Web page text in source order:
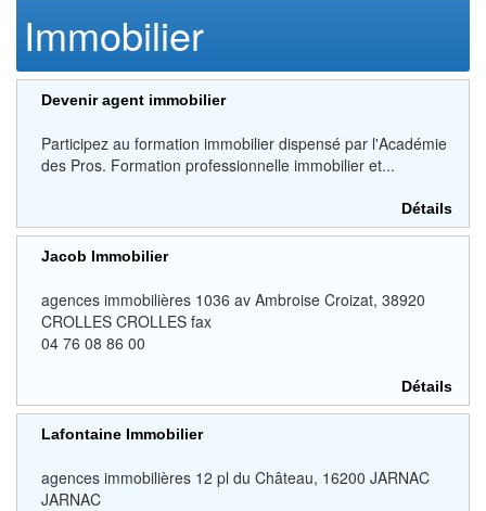
Immobilier
Devenir agent immobilier
Participez au formation immobilier dispensé par l'Académie
des Pros. Formation professionnelle immobilier et...
Détails
Jacob Immobilier
agences immobilières 1036 av Ambroise Croizat, 38920
CROLLES CROLLES fax
04 76 08 86 00
Détails
Lafontaine Immobilier
agences immobilières 12 pl du Château, 16200 JARNAC
JARNAC